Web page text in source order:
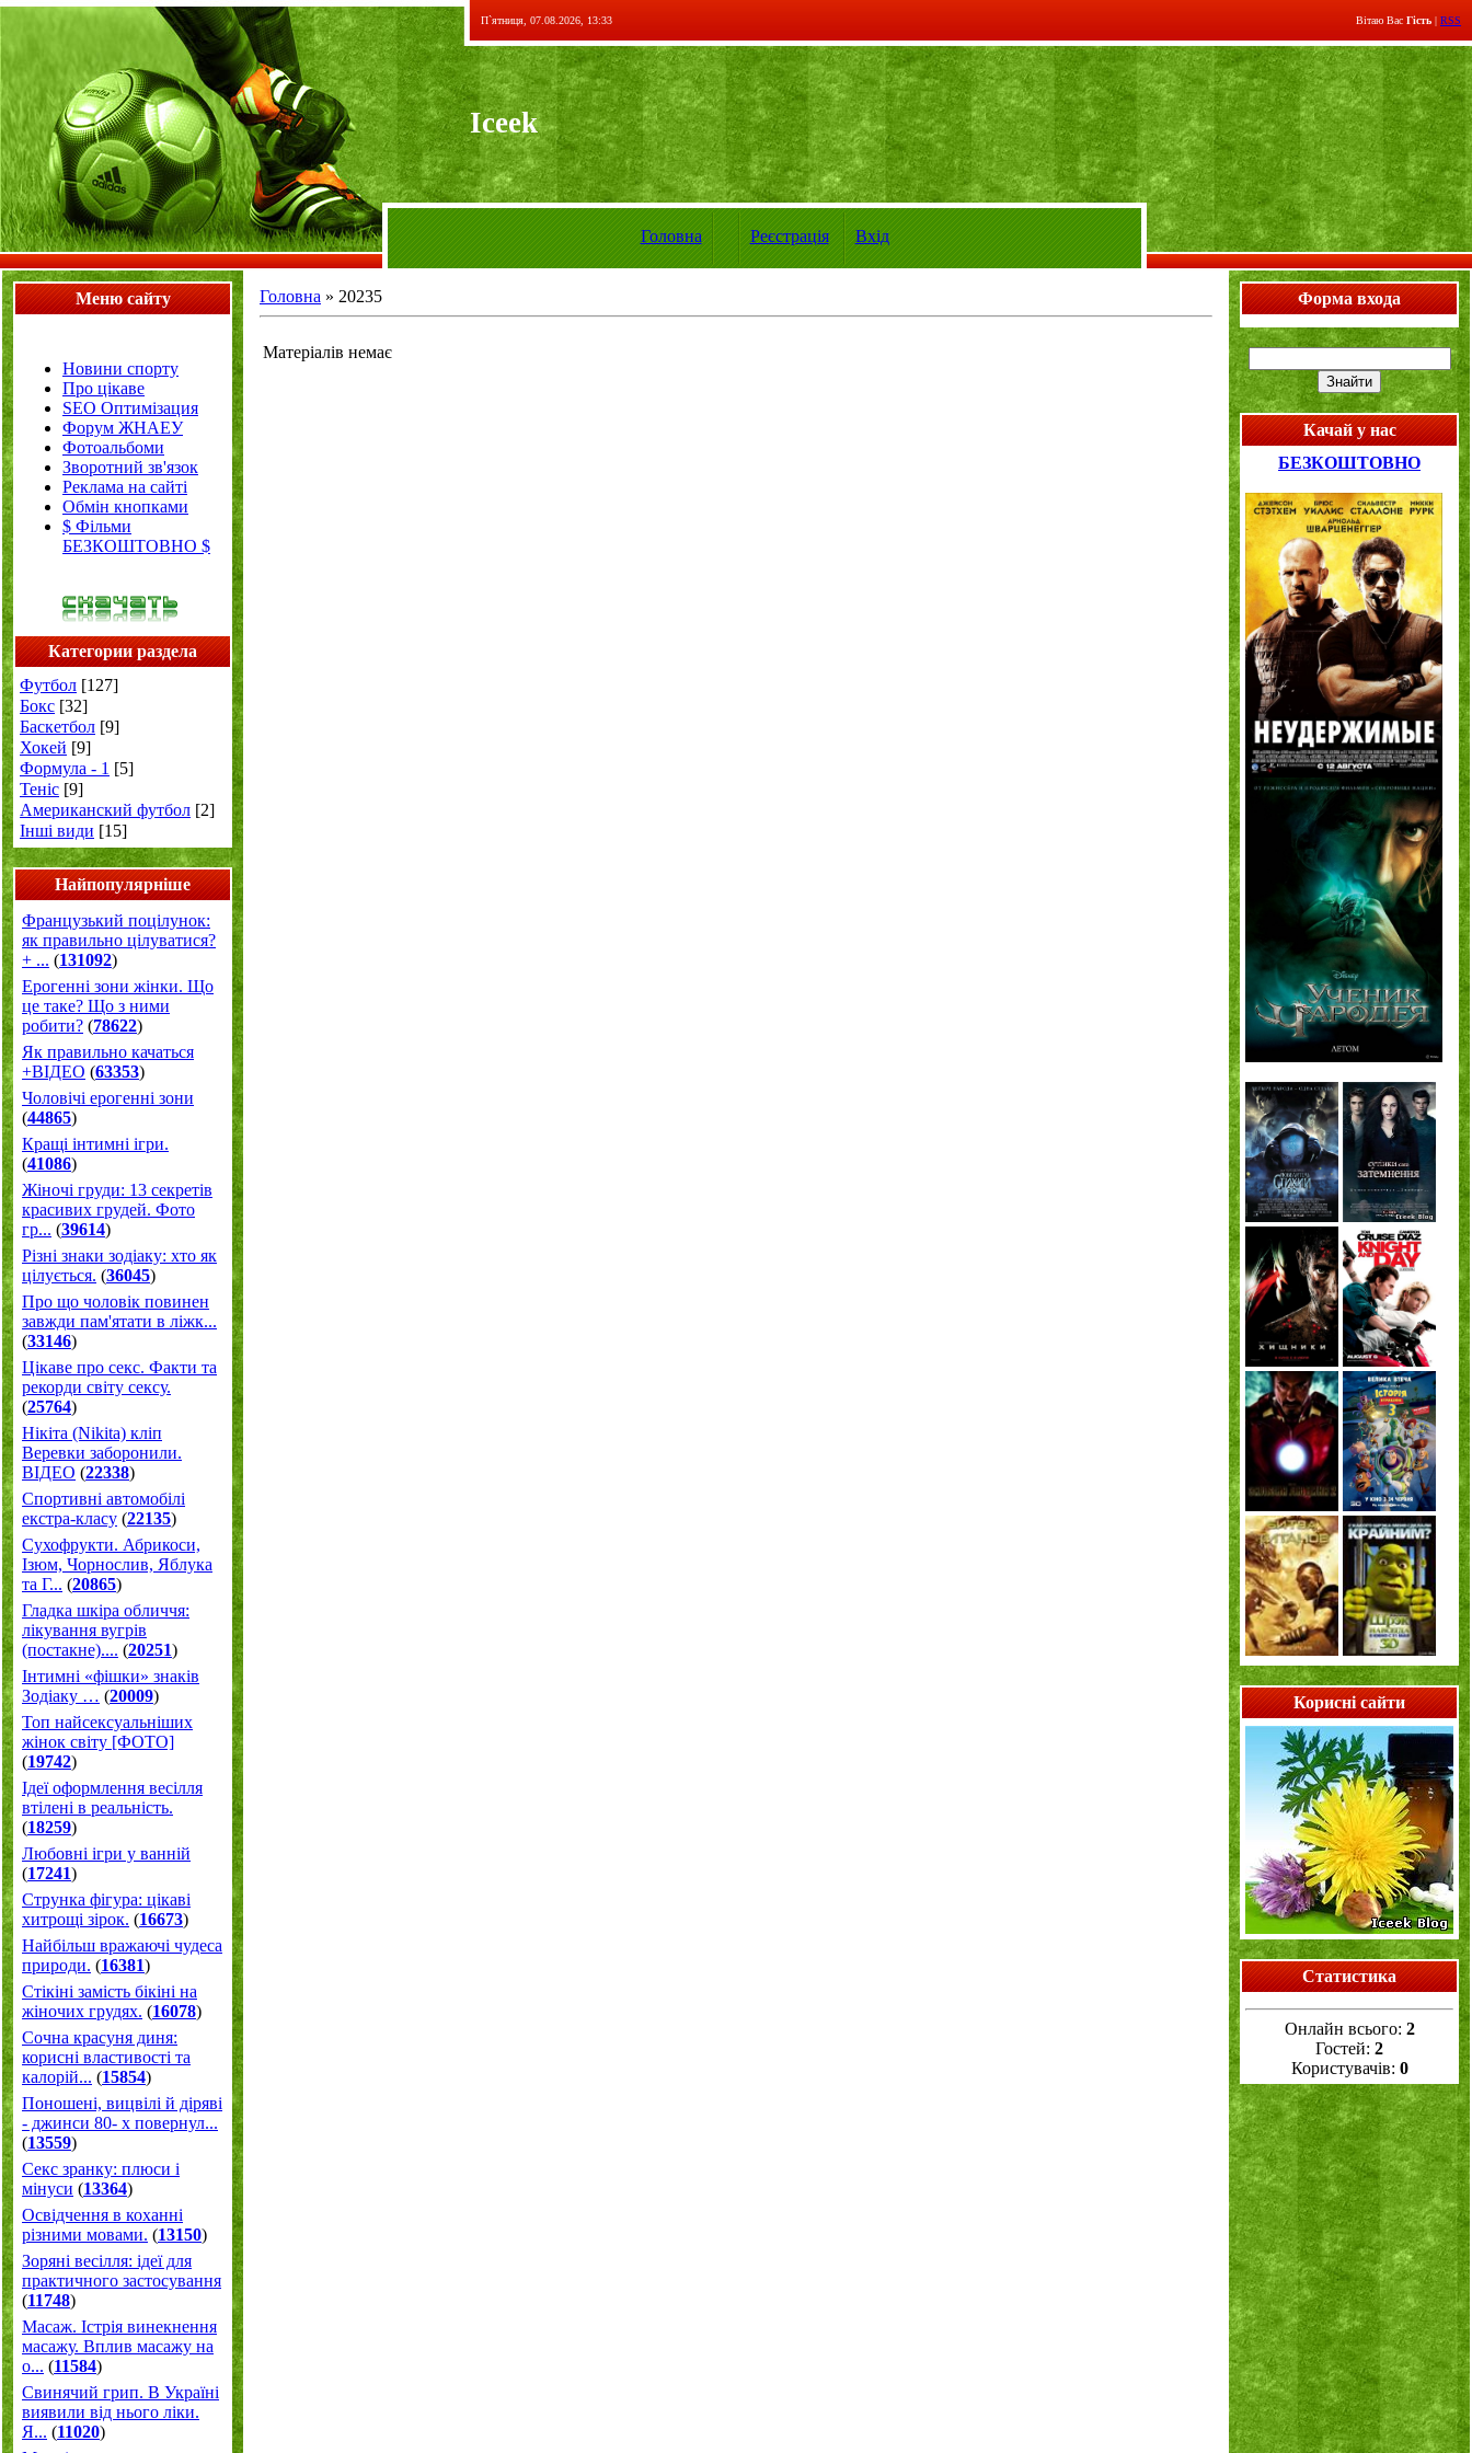
П`ятниця, 07.08.2026, 13:33 Вітаю Вас Гість | RSS
Iceek
Головна Реєстрація Вхід
Меню сайту
Новини спорту
Про цікаве
SEO Оптимізация
Форум ЖНАЕУ
Фотоальбоми
Зворотний зв'язок
Реклама на сайті
Обмін кнопками
$ Фільми
БЕЗКОШТОВНО $
Категории раздела
Футбол [127]
Бокс [32]
Баскетбол [9]
Хокей [9]
Формула - 1 [5]
Теніс [9]
Американский футбол [2]
Інші види [15]
Найпопулярніше
Французький поцілунок:
як правильно цілуватися?
+ ... (131092)
Ерогенні зони жінки. Що
це таке? Що з ними
робити? (78622)
Як правильно качаться
+ВІДЕО (63353)
Чоловічі ерогенні зони
(44865)
Кращі інтимні ігри.
(41086)
Жіночі груди: 13 секретів
красивих грудей. Фото
гр... (39614)
Різні знаки зодіаку: хто як
цілується. (36045)
Про що чоловік повинен
завжди пам'ятати в ліжк...
(33146)
Цікаве про секс. Факти та
рекорди світу сексу.
(25764)
Нікіта (Nikita) кліп
Веревки заборонили.
ВІДЕО (22338)
Спортивні автомобілі
екстра-класу (22135)
Cухофрукти. Абрикоси,
Ізюм, Чорнослив, Яблука
та Г... (20865)
Гладка шкіра обличчя:
лікування вугрів
(постакне).... (20251)
Інтимні «фішки» знаків
Зодіаку … (20009)
Топ найсексуальніших
жінок світу [ФОТО]
(19742)
Ідеї оформлення весілля
втілені в реальність.
(18259)
Любовні ігри у ванній
(17241)
Струнка фігура: цікаві
хитрощі зірок. (16673)
Найбільш вражаючі чудеса
природи. (16381)
Стікіні замість бікіні на
жіночих грудях. (16078)
Сочна красуня диня:
корисні властивості та
калорій... (15854)
Поношені, вицвілі й діряві
- джинси 80- х повернул...
(13559)
Секс зранку: плюси і
мінуси (13364)
Освідчення в коханні
різними мовами. (13150)
Зоряні весілля: ідеї для
практичного застосування
(11748)
Масаж. Істрія винекнення
масажу. Вплив масажу на
о... (11584)
Свинячий грип. В Україні
виявили від нього ліки.
Я... (11020)
Головна » 20235
Матеріалів немає
Форма входа
Качай у нас
БЕЗКОШТОВНО
Корисні сайти
Статистика
Онлайн всього: 2
Гостей: 2
Користувачів: 0